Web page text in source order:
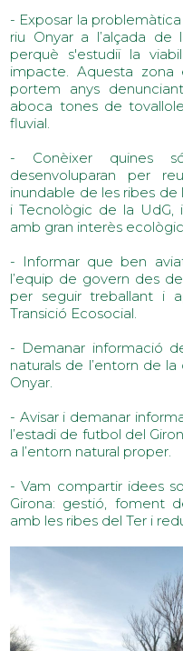
- Exposar la
riu Onyar a l’alçada de
perquè s'estudiï la
impacte. Aquesta
portem anys
aboca tones de
fluvial.
- Conèixer quines
desenvoluparan per
inundable de les ribes de
i Tecnològic de la UdG,
amb gran interès
- Informar que ben
l’equip de govern des
per seguir treballant i
Transició Ecosocial.
- Demanar informació
naturals de l’entorn de
Onyar.
- Avisar i demanar
l’estadi de futbol del
a l’entorn natural proper.
- Vam compartir idees
Girona: gestió, foment
amb les ribes del Ter i